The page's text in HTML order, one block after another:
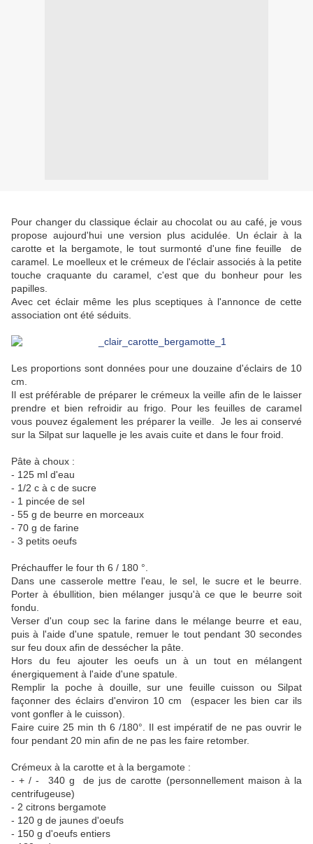
Pour changer du classique éclair au chocolat ou au café, je vous
propose aujourd'hui une version plus acidulée. Un éclair à la
carotte et la bergamote, le tout surmonté d'une fine feuille de
caramel. Le moelleux et le crémeux de l'éclair associés à la petite
touche craquante du caramel, c'est que du bonheur pour les
papilles.
Avec cet éclair même les plus sceptiques à l'annonce de cette
association ont été séduits.
Les proportions sont données pour une douzaine d'éclairs de 10
cm.
Il est préférable de préparer le crémeux la veille afin de le laisser
prendre et bien refroidir au frigo. Pour les feuilles de caramel
vous pouvez également les préparer la veille. Je les ai conservé
sur la Silpat sur laquelle je les avais cuite et dans le four froid.
Pâte à choux :
- 125 ml d'eau
- 1/2 c à c de sucre
- 1 pincée de sel
- 55 g de beurre en morceaux
- 70 g de farine
- 3 petits oeufs
Préchauffer le four th 6 / 180 °.
Dans une casserole mettre l'eau, le sel, le sucre et le beurre.
Porter à ébullition, bien mélanger jusqu'à ce que le beurre soit
fondu.
Verser d'un coup sec la farine dans le mélange beurre et eau,
puis à l'aide d'une spatule, remuer le tout pendant 30 secondes
sur feu doux afin de dessécher la pâte.
Hors du feu ajouter les oeufs un à un tout en mélangent
énergiquement à l'aide d'une spatule.
Remplir la poche à douille, sur une feuille cuisson ou Silpat
façonner des éclairs d'environ 10 cm (espacer les bien car ils
vont gonfler à le cuisson).
Faire cuire 25 min th 6 /180°. Il est impératif de ne pas ouvrir le
four pendant 20 min afin de ne pas les faire retomber.
Crémeux à la carotte et à la bergamote :
- + / - 340 g de jus de carotte (personnellement maison à la
centrifugeuse)
- 2 citrons bergamote
- 120 g de jaunes d'oeufs
- 150 g d'oeufs entiers